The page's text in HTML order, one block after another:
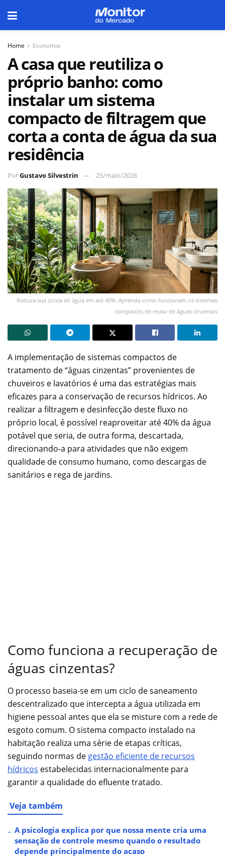
Home Economia
A casa que reutiliza o
próprio banho: como
instalar um sistema
compacto de filtragem que
corta a conta de água da sua
residência
PorGustavo Silvestrin 25/maio/2026
Reduza sua conta de água em até 40%. Aprenda como funcionam os sistemas
compactos de reuso de águas cinzentas
A implementação de sistemas compactos de
tratamento de “águas cinzentas” provenientes de
chuveiros e lavatórios é uma das estratégias mais
eficazes para a conservação de recursos hídricos. Ao
realizar a filtragem e desinfecção deste fluxo no
próprio local, é possível reaproveitar até 40% da água
potável que seria, de outra forma, descartada,
direcionando-a para atividades que não exigem
qualidade de consumo humano, como descargas de
sanitários e rega de jardins.
Como funciona a recuperação de
águas cinzentas?
O processo baseia-se em um ciclo de saneamento
descentralizado que intercepta a água utilizada em
higiene pessoal antes que ela se misture com a rede de
esgoto comum. O sistema compacto instalado na
habitação realiza uma série de etapas críticas,
seguindo normas de gestão eficiente de recursos
hídricos estabelecidas internacionalmente para
garantir a qualidade do efluente tratado.
Veja também
A psicologia explica por que nossa mente cria uma
sensação de controle mesmo quando o resultado
depende principalmente do acaso